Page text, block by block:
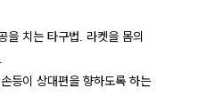
치는 타구법. 라켓을 몸의
등이 상대편을 향하도록 하는